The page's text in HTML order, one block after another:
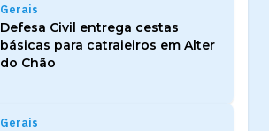
Gerais
Defesa Civil entrega cestas
básicas para catraieiros em Alter
do Chão
Gerais